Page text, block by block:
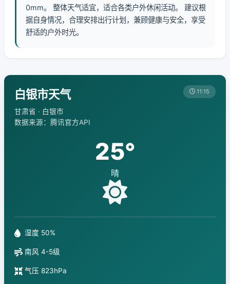
0mm。 整体天气适宜，适合各类户外休闲活动。 建议根
据自身情况，合理安排出行计划，兼顾健康与安全，享受
舒适的户外时光。
白银市天气
甘肃省 · 白银市
数据来源：腾讯官方API
11:15
25°
晴
湿度 50%
南风 4-5级
气压 823hPa